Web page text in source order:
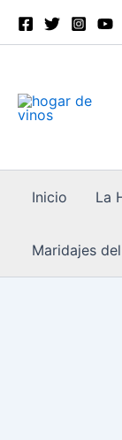
Inicio La
Maridajes
tu
correo